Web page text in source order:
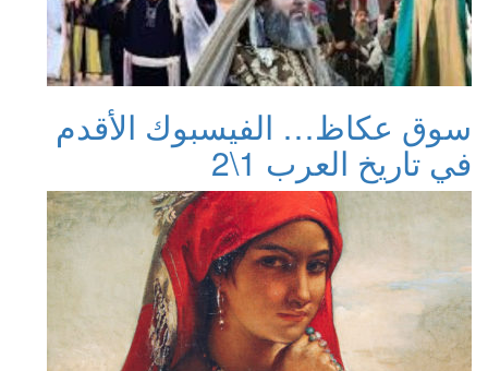
سوق عكاظ… الفيسبوك الأقدم
في تاريخ العرب 1\2